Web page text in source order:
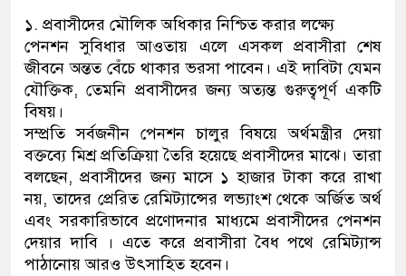
১. প্রবাসীদের মৌলিক অধিকার নিশ্চিত করার লক্ষ্যে
পেনশন সুবিধার আওতায় এলে এসকল প্রবাসীরা শেষ
জীবনে অন্তত বেঁচে থাকার ভরসা পাবেন। এই দাবিটা যেমন
যৌক্তিক, তেমনি প্রবাসীদের জন্য অত্যন্ত গুরুত্বপূর্ণ একটি
বিষয়।
সম্প্রতি সর্বজনীন পেনশন চালুর বিষয়ে অর্থমন্ত্রীর দেয়া
বক্তব্যে মিশ্র প্রতিক্রিয়া তৈরি হয়েছে প্রবাসীদের মাঝে। তারা
বলছেন, প্রবাসীদের জন্য মাসে ১ হাজার টাকা করে রাখা
নয়, তাদের প্রেরিত রেমিট্যান্সের লভ্যাংশ থেকে অর্জিত অর্থ
এবং সরকারিভাবে প্রণোদনার মাধ্যমে প্রবাসীদের পেনশন
দেয়ার দাবি । এতে করে প্রবাসীরা বৈধ পথে রেমিট্যান্স
পাঠানোয় আরও উৎসাহিত হবেন।